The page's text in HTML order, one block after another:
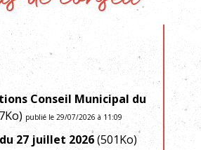
Conseil Municipal du
publié le 29/07/2026 à 11:09
27 juillet 2026(501Ko)